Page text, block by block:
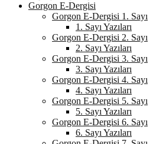
Gorgon E-Dergisi
Gorgon E-Dergisi 1. Sayı
1. Sayı Yazıları
Gorgon E-Dergisi 2. Sayı
2. Sayı Yazıları
Gorgon E-Dergisi 3. Sayı
3. Sayı Yazıları
Gorgon E-Dergisi 4. Sayı
4. Sayı Yazıları
Gorgon E-Dergisi 5. Sayı
5. Sayı Yazıları
Gorgon E-Dergisi 6. Sayı
6. Sayı Yazıları